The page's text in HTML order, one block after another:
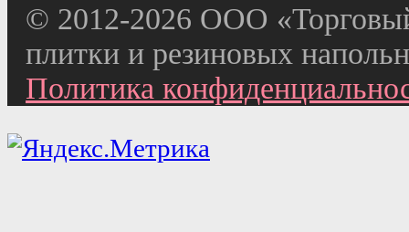
© 2012-2026 ООО
плитки и резиновых
Политика